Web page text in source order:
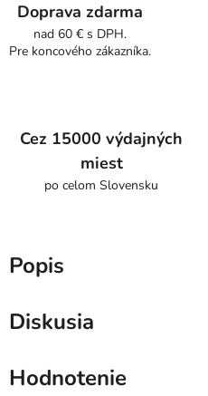
Doprava zdarma
nad 60 € s DPH.
Pre koncového zákazníka.
Cez 15000 výdajných
miest
po celom Slovensku
Popis
Diskusia
Hodnotenie